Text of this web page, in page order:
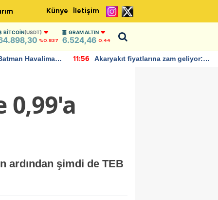
Künye İletişim
BITCOIN(USDT)
%0.837
GRAM ALTIN
6.524,46 0,44
Havalimanı
11:56
Akaryakıt fiyatlarına zam geliyor:
0,99'a
ardından şimdi de TEB